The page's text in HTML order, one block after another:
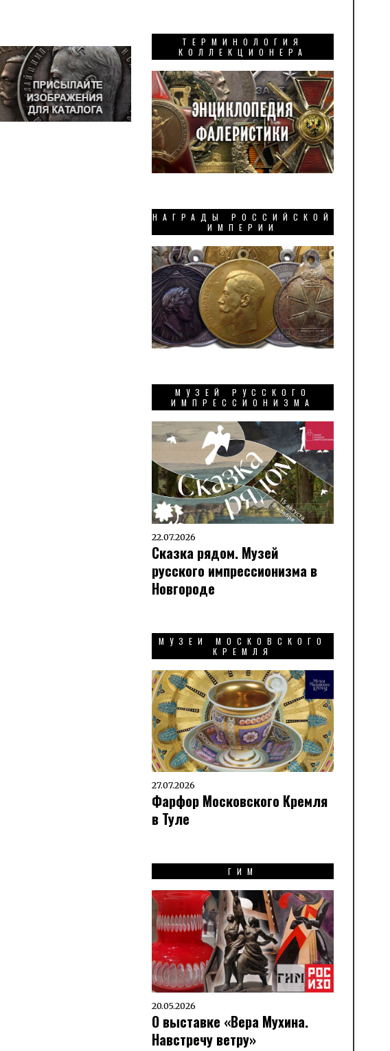
ТЕРМИНОЛОГИЯ
КОЛЛЕКЦИОНЕРА
НАГРАДЫ РОССИЙСКОЙ
ИМПЕРИИ
МУЗЕЙ РУССКОГО
ИМПРЕССИОНИЗМА
22.07.2026
Сказка рядом. Музей
русского импрессионизма в
Новгороде
МУЗЕИ МОСКОВСКОГО
КРЕМЛЯ
27.07.2026
Фарфор Московского Кремля
в Туле
ГИМ
20.05.2026
О выставке «Вера Мухина.
Навстречу ветру»